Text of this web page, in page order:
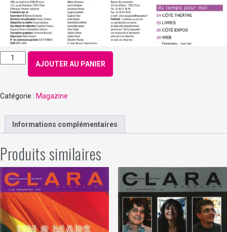
quantité
de
–
2013
AJOUTER AU PANIER
Catégorie : Magazine
Informations complémentaires
Produits similaires